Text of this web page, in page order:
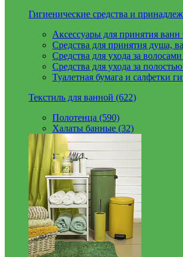
Гигиенические средства и
Аксессуары для принятия
Средства для принятия душа,
Средства для ухода за
Средства для ухода за
Туалетная бумага и салфетки
Текстиль для ванной (622)
Полотенца (590)
Халаты банные (32)